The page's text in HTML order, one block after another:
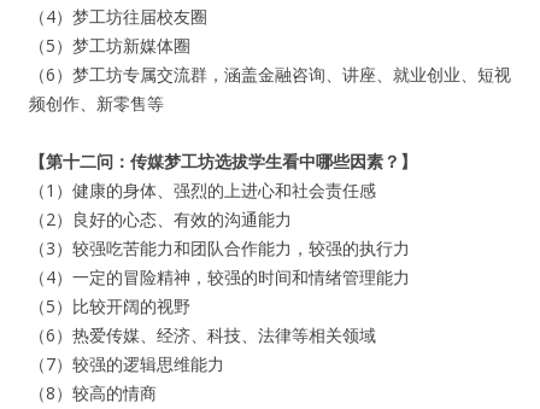
（4）梦工坊往届校友圈
（5）梦工坊新媒体圈
（6）梦工坊专属交流群，涵盖金融咨询、讲座、就业创业、短视
频创作、新零售等
【第十二问：传媒梦工坊选拔学生看中哪些因素？】
（1）健康的身体、强烈的上进心和社会责任感
（2）良好的心态、有效的沟通能力
（3）较强吃苦能力和团队合作能力，较强的执行力
（4）一定的冒险精神，较强的时间和情绪管理能力
（5）比较开阔的视野
（6）热爱传媒、经济、科技、法律等相关领域
（7）较强的逻辑思维能力
（8）较高的情商